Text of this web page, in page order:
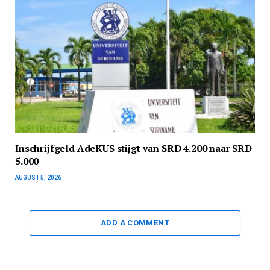
Inschrijfgeld AdeKUS stijgt van SRD 4.200 naar SRD
5.000
AUGUST 5, 2026
ADD A COMMENT